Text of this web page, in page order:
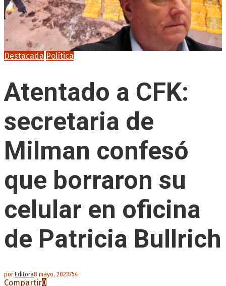
Destacada Política
Atentado a CFK:
secretaria de
Milman confesó
que borraron su
celular en oficina
de Patricia Bullrich
porEditora8 mayo, 2023754
Compartir0